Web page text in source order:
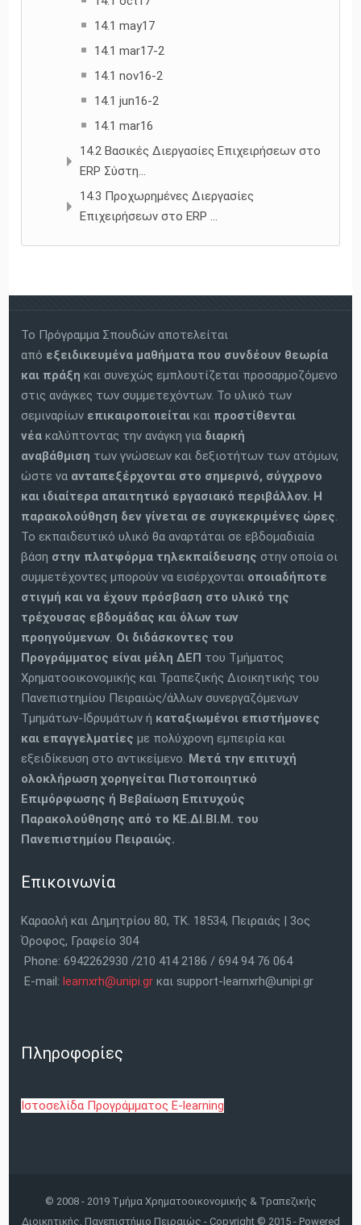
14.1 may17
14.1 mar17-2
14.1 nov16-2
14.1 jun16-2
14.1 mar16
14.2 Βασικές Διεργασίες Επιχειρήσεων στο
ERP Σύστη...
14.3 Προχωρημένες Διεργασίες
Επιχειρήσεων στο ERP ...
Το Πρόγραμμα Σπουδών αποτελείται
από εξειδικευμένα μαθήματα που συνδέουν θεωρία
και πράξη και συνεχώς εμπλουτίζεται προσαρμοζόμενο
στις ανάγκες των συμμετεχόντων. Το υλικό των
σεμιναρίων επικαιροποιείται και προστίθενται
νέακαλύπτοντας την ανάγκη για διαρκή
αναβάθμιση των γνώσεων και δεξιοτήτων των ατόμων,
ώστε να ανταπεξέρχονται στο σημερινό, σύγχρονο
και ιδιαίτερα απαιτητικό εργασιακό περιβάλλον. Η
παρακολούθηση δεν γίνεται σε συγκεκριμένες ώρες.
Το εκπαιδευτικό υλικό θα αναρτάται σε εβδομαδιαία
βάση στην πλατφόρμα τηλεκπαίδευσης στην οποία οι
συμμετέχοντες μπορούν να εισέρχονται οποιαδήποτε
στιγμή και να έχουν πρόσβαση στο υλικό της
τρέχουσας εβδομάδας και όλων των
προηγούμενων. Οι διδάσκοντες του
Προγράμματος είναι μέλη ΔΕΠ του Τμήματος
Χρηματοοικονομικής και Τραπεζικής Διοικητικής του
Πανεπιστημίου Πειραιώς/άλλων συνεργαζόμενων
Τμημάτων-Ιδρυμάτων ή καταξιωμένοι επιστήμονες
και επαγγελματίες με πολύχρονη εμπειρία και
εξειδίκευση στο αντικείμενο. Μετά την επιτυχή
ολοκλήρωση χορηγείται Πιστοποιητικό
Επιμόρφωσης ή Βεβαίωση Επιτυχούς
Παρακολούθησης από το ΚΕ.ΔΙ.ΒΙ.Μ. του
Πανεπιστημίου Πειραιώς.
Επικοινωνία
Καραολή και Δημητρίου 80, ΤΚ. 18534, Πειραιάς | 3ος
Όροφος, Γραφείο 304
Phone: 6942262930 /210 414 2186 / 694 94 76 064
E-mail:learnxrh@unipi.gr και support-learnxrh@unipi.gr
Πληροφορίες
Ιστοσελίδα Προγράμματος E-learning
© 2008 - 2019 Τμήμα Χρηματοοικονομικής & Τραπεζικής
Διοικητικής, Πανεπιστήμιο Πειραιώς - Copyright © 2015 - Powered